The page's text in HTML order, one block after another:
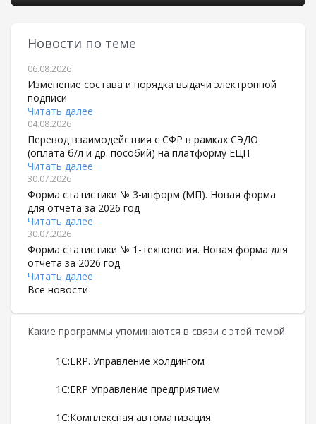
Какие программы упоминаются в связи с этой темой
1С:ERP. Управление холдингом
1С:ERP Управление предприятием
1С:Комплексная автоматизация
Новости по теме
06.08.2026
Изменение состава и порядка выдачи электронной
подписи
Читать далее
04.08.2026
Перевод взаимодействия с СФР в рамках СЭДО
(оплата б/л и др. пособий) на платформу ЕЦП
Читать далее
30.07.2026
Форма статистики № 3-информ (МП). Новая форма
для отчета за 2026 год
Читать далее
30.07.2026
Форма статистики № 1-технология. Новая форма для
отчета за 2026 год
Читать далее
Все новости